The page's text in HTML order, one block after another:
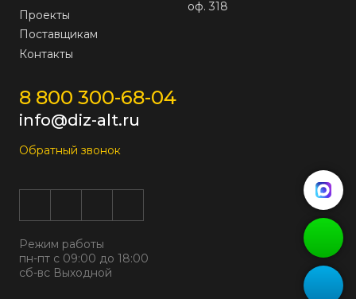
Проекты
Поставщикам
Контакты
оф. 318
8 800 300-68-04
info@diz-alt.ru
Обратный звонок
Режим работы
пн-пт с 09:00 до 18:00
сб-вс Выходной